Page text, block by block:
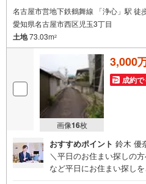
名古屋市営地下鉄鶴舞線 「浄心」駅 徒
愛知県名古屋市西区児玉3丁目
土地73.03m2
画像16枚
3,000
成約
おすすめポイント 鈴木 優
＼平日のお住まい探しの
など平日にお住まい探し